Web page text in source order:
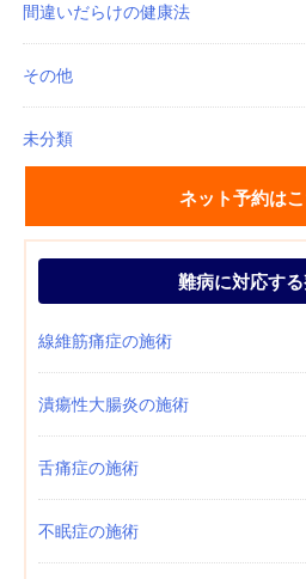
間違いだらけの健康法
その他
未分類
ネット予約は
難病に対応す
線維筋痛症の施術
潰瘍性大腸炎の施術
舌痛症の施術
不眠症の施術